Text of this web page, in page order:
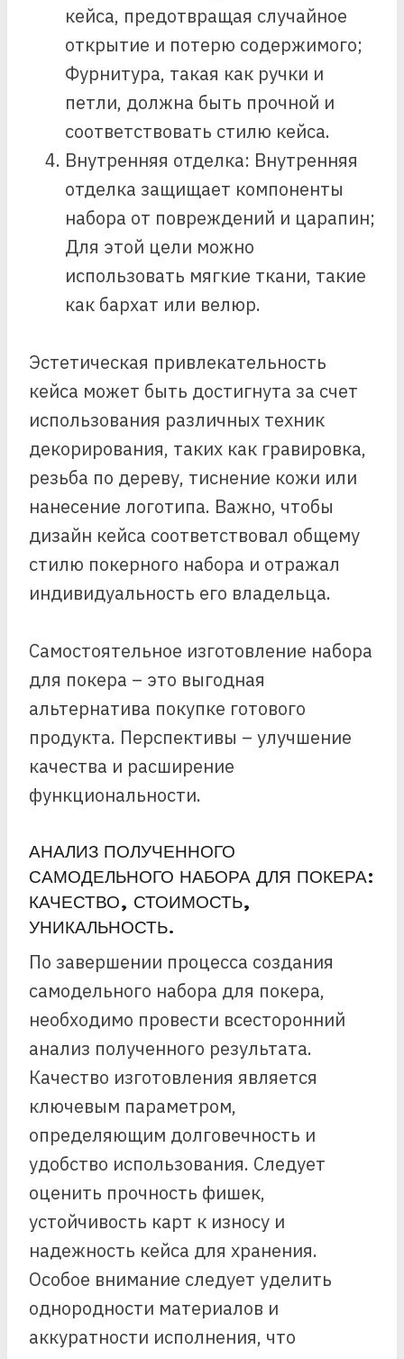
кейса, предотвращая случайное
открытие и потерю содержимого;
Фурнитура, такая как ручки и
петли, должна быть прочной и
соответствовать стилю кейса.
Внутренняя отделка: Внутренняя
отделка защищает компоненты
набора от повреждений и царапин;
Для этой цели можно
использовать мягкие ткани, такие
как бархат или велюр.
Эстетическая привлекательность
кейса может быть достигнута за счет
использования различных техник
декорирования, таких как гравировка,
резьба по дереву, тиснение кожи или
нанесение логотипа. Важно, чтобы
дизайн кейса соответствовал общему
стилю покерного набора и отражал
индивидуальность его владельца.
Самостоятельное изготовление набора
для покера – это выгодная
альтернатива покупке готового
продукта. Перспективы – улучшение
качества и расширение
функциональности.
АНАЛИЗ ПОЛУЧЕННОГО
САМОДЕЛЬНОГО НАБОРА ДЛЯ ПОКЕРА:
КАЧЕСТВО, СТОИМОСТЬ,
УНИКАЛЬНОСТЬ.
По завершении процесса создания
самодельного набора для покера,
необходимо провести всесторонний
анализ полученного результата.
Качество изготовления является
ключевым параметром,
определяющим долговечность и
удобство использования. Следует
оценить прочность фишек,
устойчивость карт к износу и
надежность кейса для хранения.
Особое внимание следует уделить
однородности материалов и
аккуратности исполнения, что